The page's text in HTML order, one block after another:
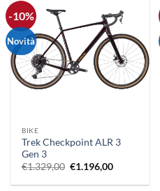
-10%
Novità
BIKE
Trek Checkpoint ALR 3
Gen 3
€1.329,00 Il
originale
€1.196,00Il
attuale